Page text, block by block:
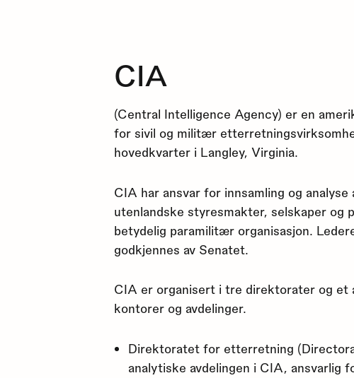
CIA
(Central Intelligence Agency) er en
for sivil og militær
hovedkvarter i Langley, Virginia.
CIA har ansvar for innsamling og
utenlandske styresmakter, selskaper og
betydelig paramilitær organisasjon.
godkjennes av Senatet.
CIA er organisert i tre direktorater og et
kontorer og avdelinger.
Direktoratet for etterretning
analytiske avdelingen i CIA, ansvarlig